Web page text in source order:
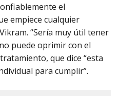
el
empiece cualquier
“Sería muy útil tener
puede oprimir con el
que dice “esta
para cumplir”.